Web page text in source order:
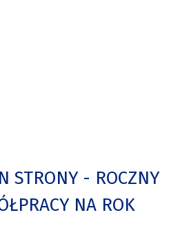
STRONY - ROCZNY
NA ROK